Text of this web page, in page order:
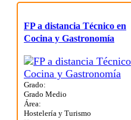
FP a distancia Técnico en
Cocina y Gastronomía
Grado:
Grado Medio
Área:
Hostelería y Turismo